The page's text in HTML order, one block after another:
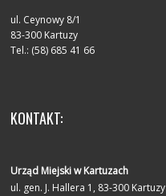
ul. Ceynowy 8/1
83-300 Kartuzy
Tel.: (58) 685 41 66
KONTAKT:
Urząd Miejski w Kartuzach
ul. gen. J. Hallera 1, 83-300 Kartuzy